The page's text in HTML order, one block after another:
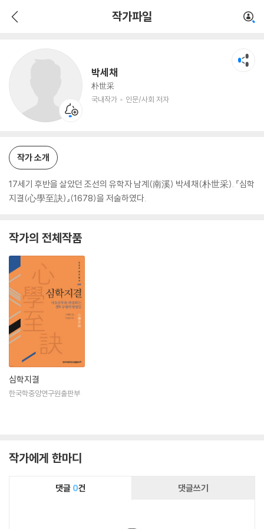
작가파일
박세채
朴世采
국내작가
인문/사회 저자
인문/사회 저자
작가 소개
17세기 후반을 살았던 조선의 유학자 남계(南溪) 박세채(朴世采). 『심학
지결(心學至訣)』(1678)을 저술하였다.
작가의 전체작품
심학지결
한국학중앙연구원출판부
작가에게 한마디
댓글 0건 댓글쓰기